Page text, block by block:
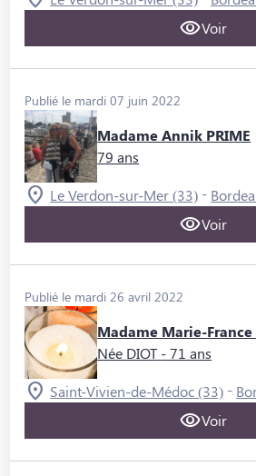
Voir
Publié le mardi 07 juin 2022
Madame Annik PRIME
79 ans
Le Verdon-sur-Mer (33) -
Voir
Publié le mardi 26 avril 2022
Madame Marie-
Née DIOT - 71 ans
Saint-Vivien-de-Médoc (33) -
Voir